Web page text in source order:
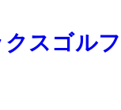
スゴル